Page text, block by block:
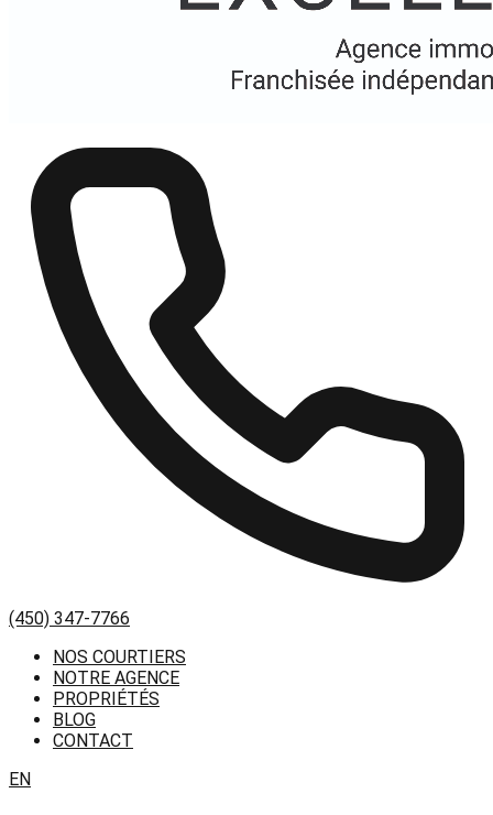
(450) 347-7766
NOS COURTIERS
NOTRE AGENCE
PROPRIÉTÉS
BLOG
CONTACT
EN